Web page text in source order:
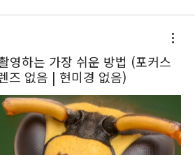
영하는 가장 쉬운 방법 (포커스
즈 없음 | 현미경 없음)